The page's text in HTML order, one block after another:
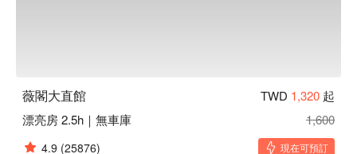
薇閣大直館 TWD 1,320 起
漂亮房 2.5h｜無車庫
1,600
4.9 (25876) 現在可預訂